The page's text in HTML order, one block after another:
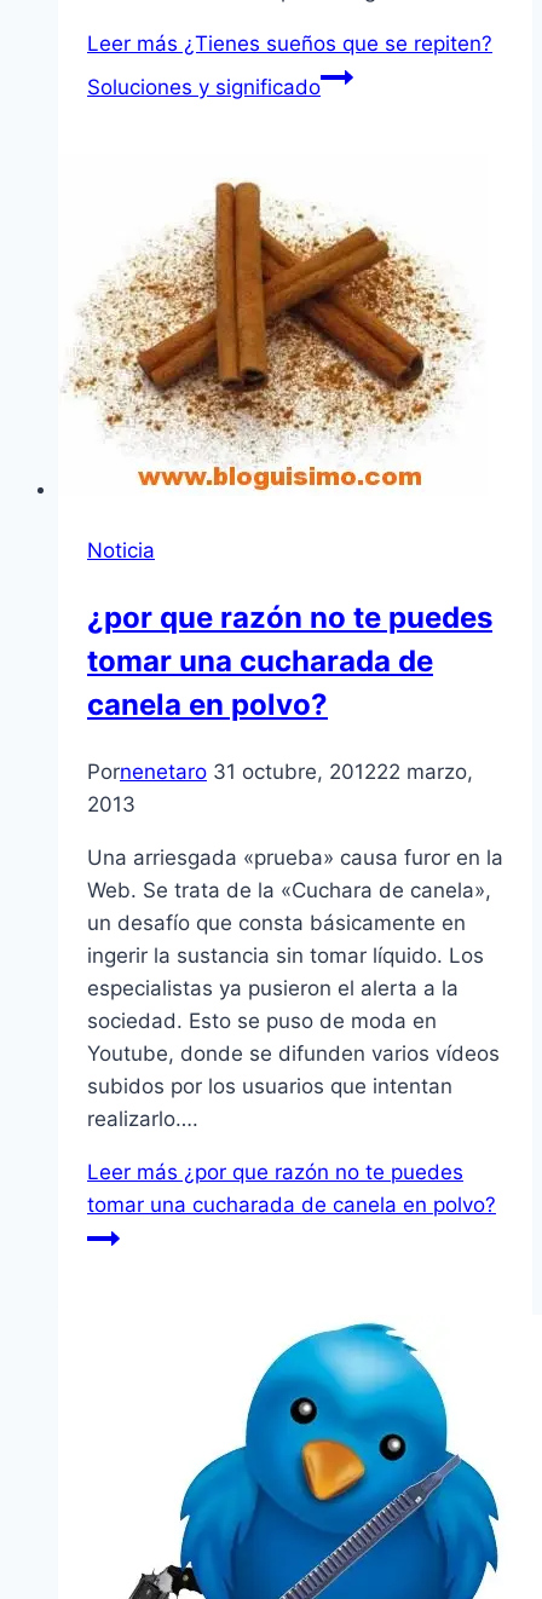
Leer más ¿Tienes sueños que se repiten?
Soluciones y significado
Noticia
¿por que razón no te puedes
tomar una cucharada de
canela en polvo?
Pornenetaro 31 octubre, 201222 marzo,
2013
Una arriesgada «prueba» causa furor en la
Web. Se trata de la «Cuchara de canela»,
un desafí­o que consta básicamente en
ingerir la sustancia sin tomar lí­quido. Los
especialistas ya pusieron el alerta a la
sociedad. Esto se puso de moda en
Youtube, donde se difunden varios ví­deos
subidos por los usuarios que intentan
realizarlo….
Leer más ¿por que razón no te puedes
tomar una cucharada de canela en polvo?